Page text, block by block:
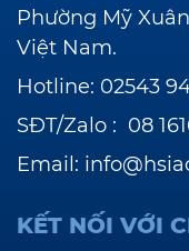
Phường Mỹ
Việt Nam.
Hotline: 02543
SĐT/Zalo : 08
Email:
KẾT NỐI VỚI